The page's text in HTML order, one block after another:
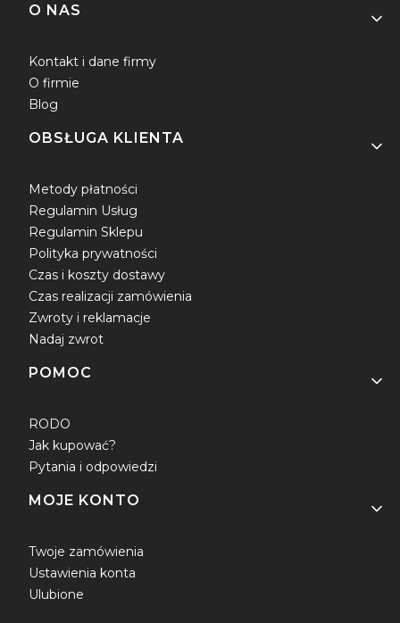
Linki w stopce
O NAS
Kontakt i dane firmy
O firmie
Blog
OBSŁUGA KLIENTA
Metody płatności
Regulamin Usług
Regulamin Sklepu
Polityka prywatności
Czas i koszty dostawy
Czas realizacji zamówienia
Zwroty i reklamacje
Nadaj zwrot
POMOC
RODO
Jak kupować?
Pytania i odpowiedzi
MOJE KONTO
Twoje zamówienia
Ustawienia konta
Ulubione